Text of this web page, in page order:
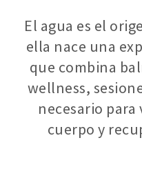
El agua es el
ella nace una
que combina
wellness,
necesario para
cuerpo y